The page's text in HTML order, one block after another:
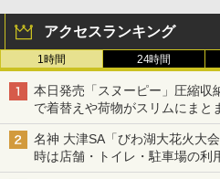
アクセスランキング
1時間 24時間
本日発売「スヌーピー」圧縮収
で着替えや荷物がスリムにまと
名神 大津SA「びわ湖大花火大
時は店舗・トイレ・駐車場の利